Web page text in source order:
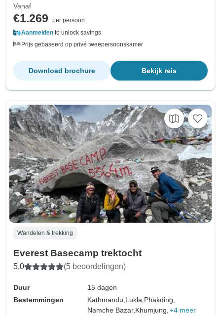
Vanaf
€1.269
per persoon
Aanmelden to unlock savings
Prijs gebaseerd op privé tweepersoonskamer
Bekijk reis
Download brochure
Wandelen & trekking
Everest Basecamp trektocht
5,0 (5 beoordelingen)
Duur
15 dagen
Bestemmingen
Kathmandu,Lukla,Phakding,
Namche Bazar,Khumjung, +4 meer